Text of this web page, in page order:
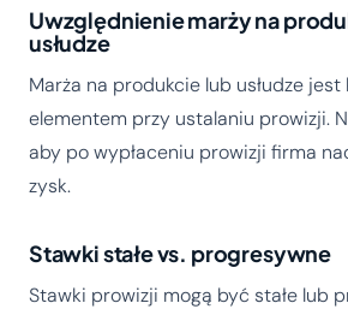
Uwzględnienie marży na
usłudze
Marża na produkcie lub usłudze jest
elementem przy ustalaniu prowizji.
aby po wypłaceniu prowizji firma
zysk.
Stawki stałe vs. progresywne
Stawki prowizji mogą być stałe lub